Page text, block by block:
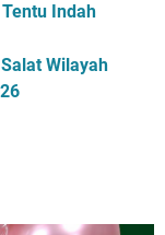
Indah
Wilayah